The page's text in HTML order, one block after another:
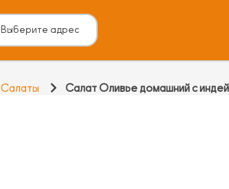
Выберите адрес
Салаты Салат Оливье домашний с